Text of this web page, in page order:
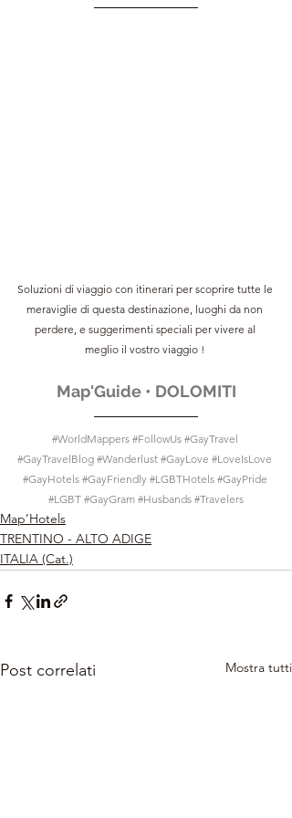
Soluzioni di viaggio con itinerari per scoprire tutte le
meraviglie di questa destinazione, luoghi da non
perdere, e suggerimenti speciali per vivere al
meglio il vostro viaggio !
Map'Guide • DOLOMITI
#WorldMappers #FollowUs #GayTravel
#GayTravelBlog #Wanderlust #GayLove #LoveIsLove
#GayHotels #GayFriendly #LGBTHotels #GayPride
#LGBT #GayGram #Husbands #Travelers
Map’Hotels
TRENTINO - ALTO ADIGE
ITALIA (Cat.)
Post correlati Mostra tutti